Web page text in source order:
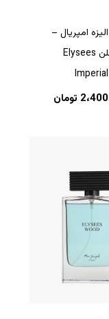
امپریال –
ادکلن Elysees
Imperial
تومان